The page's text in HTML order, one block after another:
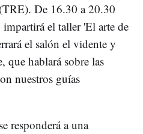
De 16.30 a 20.30
el taller 'El arte de
el salón el vidente y
hablará sobre las
nuestros guías
responderá a una